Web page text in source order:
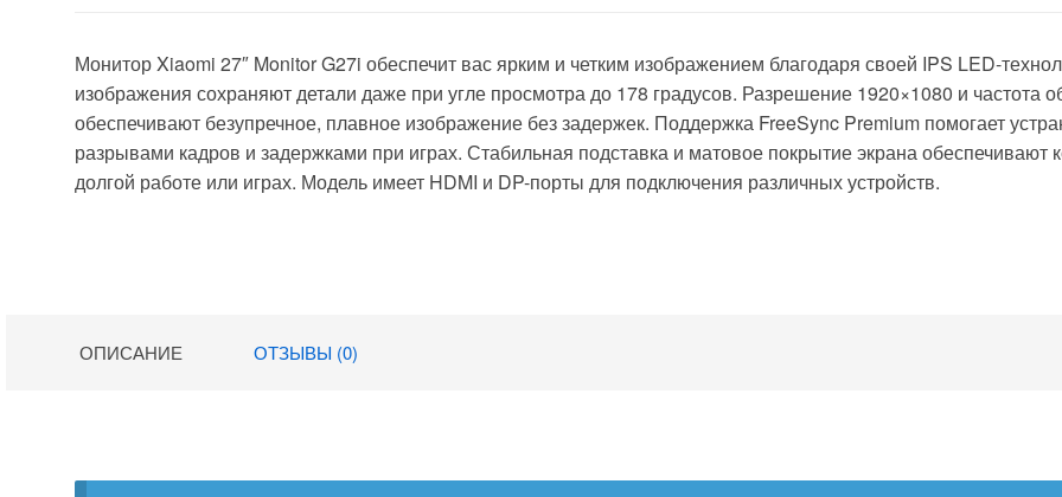
Монитор Xiaomi 27″ Monitor G27i обеспечит вас ярким и четким изображением благодаря своей IPS LED-
изображения сохраняют детали даже при угле просмотра до 178 градусов. Разрешение 1920×1080 и частота
обеспечивают безупречное, плавное изображение без задержек. Поддержка FreeSync Premium помогает
разрывами кадров и задержками при играх. Стабильная подставка и матовое покрытие экрана обеспечивают
долгой работе или играх. Модель имеет HDMI и DP-порты для подключения различных устройств.
ОПИСАНИЕ ОТЗЫВЫ (0)